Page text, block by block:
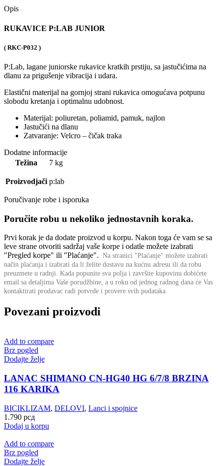
Opis
RUKAVICE P:LAB JUNIOR
( RKC-P032 )
P:Lab, lagane juniorske rukavice kratkih prstiju, sa jastučićima na
dlanu za prigušenje vibracija i udara.
Elastični materijal na gornjoj strani rukavica omogućava potpunu
slobodu kretanja i optimalnu udobnost.
Materijal: poliuretan, poliamid, pamuk, najlon
Jastučići na dlanu
Zatvaranje: Velcro – čičak traka
Dodatne informacije
Težina
7 kg
Proizvodjači p:lab
Poručivanje robe i isporuka
Poručite robu u nekoliko jednostavnih koraka.
Prvi korak je da dodate proizvod u korpu. Nakon toga će vam se sa
leve strane otvoriti sadržaj vaše korpe i odatle možete izabrati
"Pregled korpe" ili "Plaćanje". Na stranici "Plaćanje" možete izabrati
način plaćanja i izabrati da li želite dostavu na kućnu adresu ili da robu
preuzmete u radnji. Kada popunite sva polja i završite kupovinu dobićete
email sa detaljima Vaše porudžbine, a u roku od jednog radnog dana će Vas
kontaktirati prodavac radi potvrde i provere svih podataka.
Povezani proizvodi
Add to compare
Brz pogled
Dodajte želje
LANAC SHIMANO CN-HG40 HG 6/7/8 BRZINA
116 KARIKA
BICIKLIZAM, DELOVI, Lanci i spojnice
1.790 рсд
Dodaj u korpu
Add to compare
Brz pogled
Dodajte želje